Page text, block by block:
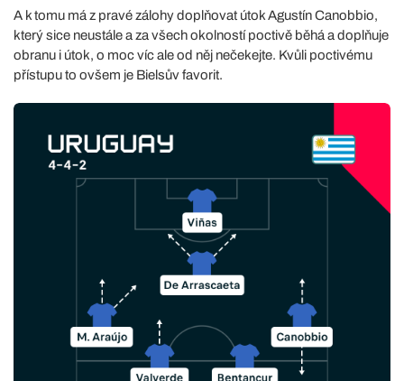
A k tomu má z pravé zálohy doplňovat útok Agustín Canobbio,
který sice neustále a za všech okolností poctivě běhá a doplňuje
obranu i útok, o moc víc ale od něj nečekejte. Kvůli poctivému
přístupu to ovšem je Bielsův favorit.